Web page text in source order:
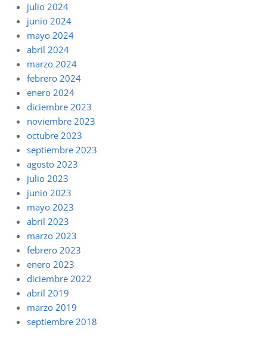
julio 2024
junio 2024
mayo 2024
abril 2024
marzo 2024
febrero 2024
enero 2024
diciembre 2023
noviembre 2023
octubre 2023
septiembre 2023
agosto 2023
julio 2023
junio 2023
mayo 2023
abril 2023
marzo 2023
febrero 2023
enero 2023
diciembre 2022
abril 2019
marzo 2019
septiembre 2018